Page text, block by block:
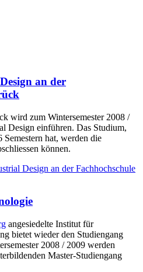
an der
wird zum Wintersemester 2008 /
Design einführen. Das Studium,
Semestern hat, werden die
können.
Design an der Fachhochschule
angesiedelte Institut für
bietet wieder den Studiengang
2008 / 2009 werden
Master-Studiengang